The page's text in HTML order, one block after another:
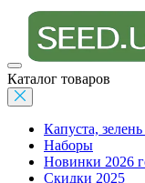
Каталог товаров
Капуста,
Наборы
Новинки 2026
Скидки 2025